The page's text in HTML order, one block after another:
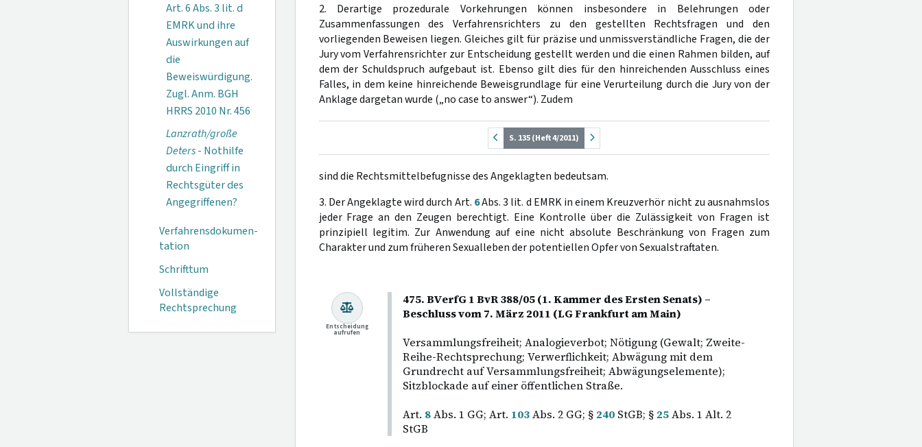
Art. 6 Abs. 3 lit. d
EMRK und ihre
Auswirkungen auf
die
Beweiswürdigung.
Zugl. Anm. BGH
HRRS 2010 Nr. 456
Lanzrath/große
Deters- Nothilfe
durch Eingriff in
Rechtsgüter des
Angegriffenen?
Verfahrensdokumen­
tation
Schrifttum
Vollständige
Rechtsprechung
2. Derartige prozedurale Vorkehrungen können insbesondere in Belehrungen oder
Zusammenfassungen des Verfahrensrichters zu den gestellten Rechtsfragen und den
vorliegenden Beweisen liegen. Gleiches gilt für präzise und unmissverständliche Fragen, die der
Jury vom Verfahrensrichter zur Entscheidung gestellt werden und die einen Rahmen bilden, auf
dem der Schuldspruch aufgebaut ist. Ebenso gilt dies für den hinreichenden Ausschluss eines
Falles, in dem keine hinreichende Beweisgrundlage für eine Verurteilung durch die Jury von der
Anklage dargetan wurde („no case to answer“). Zudem
S. 135 (Heft 4/2011)
sind die Rechtsmittelbefugnisse des Angeklagten bedeutsam.
3. Der Angeklagte wird durch Art. 6Abs. 3 lit. d EMRK in einem Kreuzverhör nicht zu ausnahmslos
jeder Frage an den Zeugen berechtigt. Eine Kontrolle über die Zulässigkeit von Fragen ist
prinzipiell legitim. Zur Anwendung auf eine nicht absolute Beschränkung von Fragen zum
Charakter und zum früheren Sexualleben der potentiellen Opfer von Sexualstraftaten.
475. BVerfG 1 BvR 388/05 (1. Kammer des Ersten Senats) –
Beschluss vom 7. März 2011 (LG Frankfurt am Main)
Versammlungsfreiheit; Analogieverbot; Nötigung (Gewalt; Zweite-
Reihe-Rechtsprechung; Verwerflichkeit; Abwägung mit dem
Grundrecht auf Versammlungsfreiheit; Abwägungselemente);
Sitzblockade auf einer öffentlichen Straße.
Art. 8Abs. 1 GG; Art. 103Abs. 2 GG; § 240StGB; § 25Abs. 1 Alt. 2
StGB
Entscheidung
aufrufen